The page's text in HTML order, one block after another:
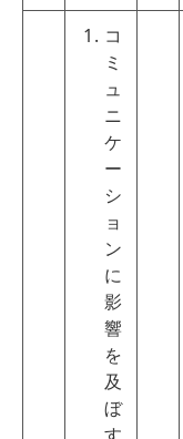
コ
ミ
ュ
ニ
ケ
ー
シ
ョ
ン
に
影
響
を
及
ぼ